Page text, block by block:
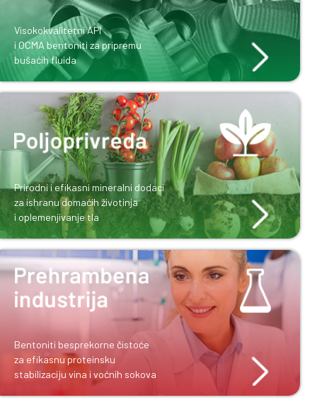
Visokokvalitetni bentoniti
i bentonitni tepisi za specijalne
građevinske radove
Visokokvalitetni API
i OCMA bentoniti za pripremu